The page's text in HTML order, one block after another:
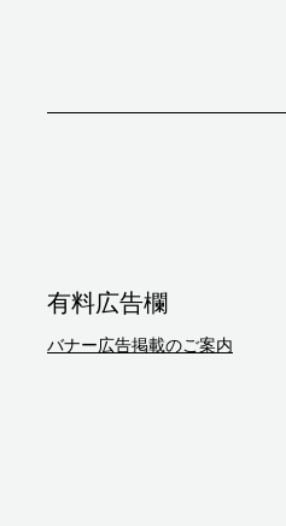
有料広告欄
バナー広告掲載のご案内